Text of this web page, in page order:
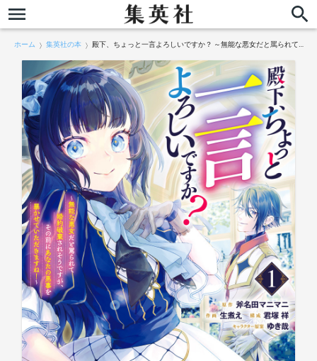
ホーム 集英社の本 殿下、ちょっと一言よろしいですか？ ～無能な悪女だと罵られて婚約破棄されそうですが、その前にあなたの悪事を暴かせていただきますね！～ 1